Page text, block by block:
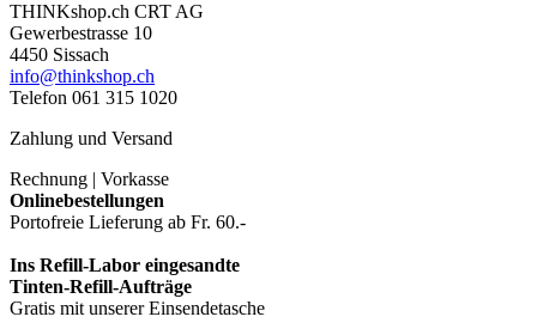
THINKshop.ch CRT AG
Gewerbestrasse 10
4450 Sissach
info@thinkshop.ch
Telefon 061 315 1020
Zahlung und Versand
Rechnung | Vorkasse
Onlinebestellungen
Portofreie Lieferung ab Fr. 60.-
Ins Refill-Labor eingesandte
Tinten-Refill-Aufträge
Gratis mit unserer Einsendetasche